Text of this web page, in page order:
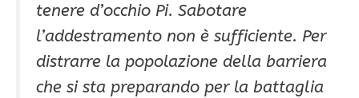
tenere d’occhio Pi. Sabotare
l’addestramento non è sufficiente. Per
distrarre la popolazione della barriera
che si sta preparando per la battaglia